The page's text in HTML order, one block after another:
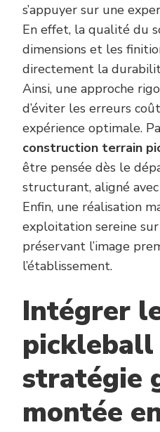
s’appuyer sur une
En effet, la qualité du
dimensions et les
directement la
Ainsi, une approche
d’éviter les erreurs
expérience optimale.
construction terrain
être pensée dès le
structurant, aligné
Enfin, une réalisation
exploitation sereine
préservant l’image
l’établissement.
Intégrer
pickleball
stratégie
montée